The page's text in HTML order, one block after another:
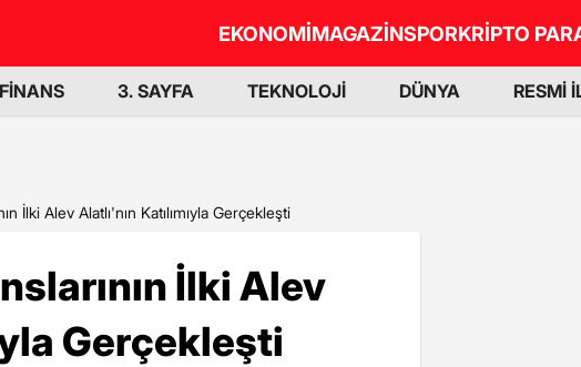
EKONOMİMAGAZİNSPORKRİPTO
FİNANS 3. SAYFA TEKNOLOJİ DÜNYA RESMİ
İlki Alev Alatlı'nın Katılımıyla Gerçekleşti
İlki Alev
Gerçekleşti